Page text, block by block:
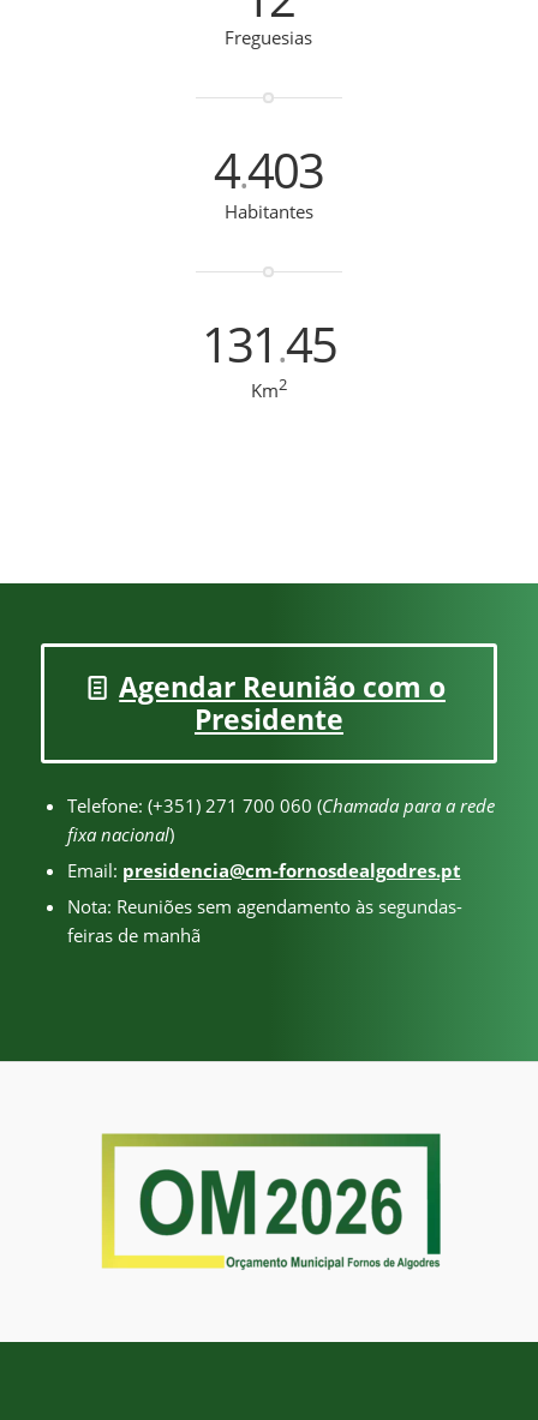
Freguesias
4.403
Habitantes
131 .45
Km2
Agendar Reunião com o
Presidente
Telefone: (+351) 271 700 060 (Chamada para a rede
fixa nacional)
Email: presidencia@cm-fornosdealgodres.pt
Nota: Reuniões sem agendamento às segundas-
feiras de manhã